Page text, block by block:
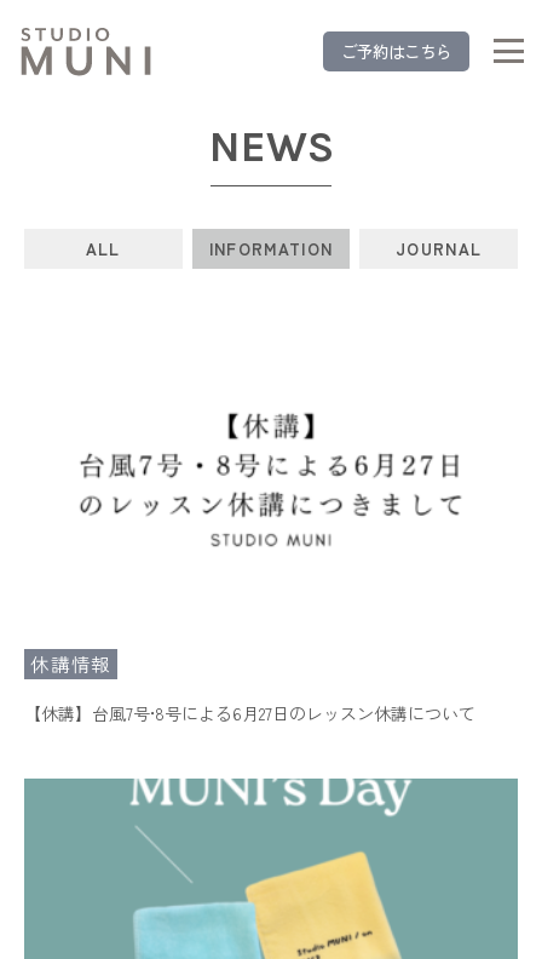
ご予約はこちら
NEWS
ALL INFORMATION JOURNAL
休講情報
【休講】台風7号•8号による6月27日のレッスン休講について